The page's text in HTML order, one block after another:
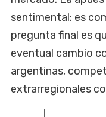
sentimental: es
pregunta final es
eventual cambio
argentinas,
extrarregionales